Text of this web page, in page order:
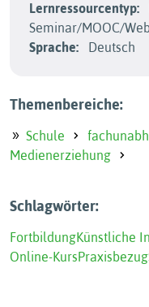
Lernressourcentyp:
Seminar/MOOC/
Sprache:
Deutsch
Themenbereiche:
Schule
Medienerziehung
Schlagwörter:
FortbildungKünstliche
Online-KursPraxisbezug